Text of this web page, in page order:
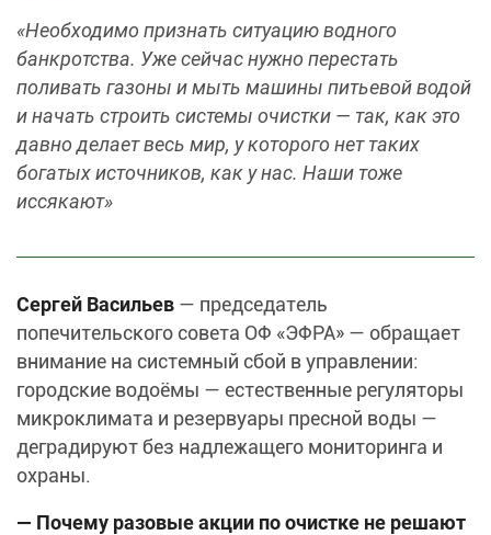
«Необходимо признать ситуацию водного
банкротства. Уже сейчас нужно перестать
поливать газоны и мыть машины питьевой водой
и начать строить системы очистки — так, как это
давно делает весь мир, у которого нет таких
богатых источников, как у нас. Наши тоже
иссякают»
Сергей Васильев — председатель
попечительского совета ОФ «ЭФРА» — обращает
внимание на системный сбой в управлении:
городские водоёмы — естественные регуляторы
микроклимата и резервуары пресной воды —
деградируют без надлежащего мониторинга и
охраны.
— Почему разовые акции по очистке не решают